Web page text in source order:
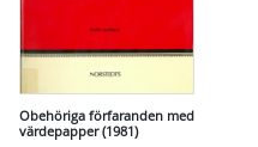
Obehöriga förfaranden med
värdepapper (1981)